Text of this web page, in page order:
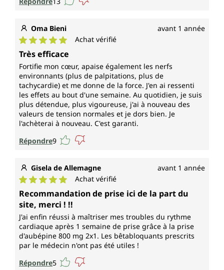
Oma Bieni avant 1 année
Note moyenne de 5 sur 5 étoiles
Achat vérifié
Très efficace
Fortifie mon cœur, apaise également les nerfs
environnants (plus de palpitations, plus de
tachycardie) et me donne de la force. J'en ai ressenti
les effets au bout d'une semaine. Au quotidien, je suis
plus détendue, plus vigoureuse, j'ai à nouveau des
valeurs de tension normales et je dors bien. Je
l'achèterai à nouveau. C'est garanti.
Répondre9
Gisela de Allemagne avant 1 année
Note moyenne de 5 sur 5 étoiles
Achat vérifié
Recommandation de prise ici de la part du
site, merci ! !!
J'ai enfin réussi à maîtriser mes troubles du rythme
cardiaque après 1 semaine de prise grâce à la prise
d'aubépine 800 mg 2x1. Les bêtabloquants prescrits
par le médecin n'ont pas été utiles !
Répondre5